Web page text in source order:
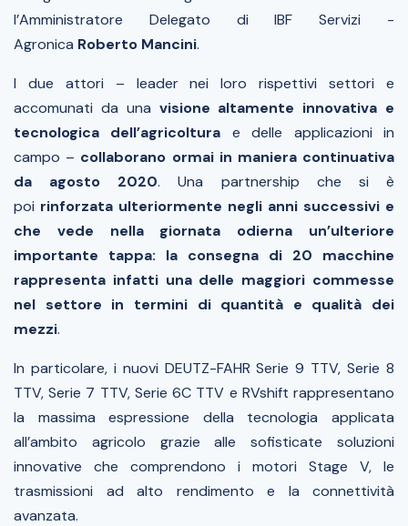
l’Amministratore Delegato di IBF Servizi -
Agronica Roberto Mancini.
I due attori – leader nei loro rispettivi settori e
accomunati da una visione altamente innovativa e
tecnologica dell’agricoltura e delle applicazioni in
campo – collaborano ormai in maniera continuativa
da agosto 2020. Una partnership che si è
poi rinforzata ulteriormente negli anni successivi e
che vede nella giornata odierna un’ulteriore
importante tappa: la consegna di 20 macchine
rappresenta infatti una delle maggiori commesse
nel settore in termini di quantità e qualità dei
mezzi.
In particolare, i nuovi DEUTZ-FAHR Serie 9 TTV, Serie 8
TTV, Serie 7 TTV, Serie 6C TTV e RVshift rappresentano
la massima espressione della tecnologia applicata
all’ambito agricolo grazie alle sofisticate soluzioni
innovative che comprendono i motori Stage V, le
trasmissioni ad alto rendimento e la connettività
avanzata.